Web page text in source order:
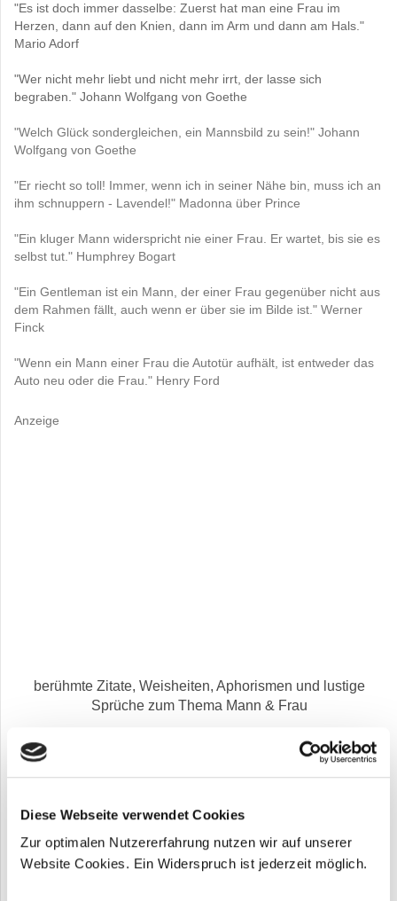
Diese Webseite verwendet Cookies
Zur optimalen Nutzererfahrung nutzen wir auf unserer
Website Cookies. Ein Widerspruch ist jederzeit möglich.
"Es ist doch immer dasselbe: Zuerst hat man eine Frau im
Herzen, dann auf den Knien, dann im Arm und dann am Hals."
Mario Adorf
"Wer nicht mehr liebt und nicht mehr irrt, der lasse sich
begraben." Johann Wolfgang von Goethe
"Welch Glück sondergleichen, ein Mannsbild zu sein!" Johann
Wolfgang von Goethe
"Er riecht so toll! Immer, wenn ich in seiner Nähe bin, muss ich an
ihm schnuppern - Lavendel!" Madonna über Prince
"Ein kluger Mann widerspricht nie einer Frau. Er wartet, bis sie es
selbst tut." Humphrey Bogart
"Ein Gentleman ist ein Mann, der einer Frau gegenüber nicht aus
dem Rahmen fällt, auch wenn er über sie im Bilde ist." Werner
Finck
"Wenn ein Mann einer Frau die Autotür aufhält, ist entweder das
Auto neu oder die Frau." Henry Ford
Anzeige
berühmte Zitate, Weisheiten, Aphorismen und lustige
Sprüche zum Thema Mann & Frau
"Du gehst zu Frauen? Vergiss die Peitsche nicht!" Friedrich
Nietzsche
den letzten Gipfel seines Geistes hinauf." Friedrich Nietzsche
"Damen? Frauen! Dame ist doch längst ein Schimpfwort.
Damenhaft ist ein Ausdruck von verkrampfter, unnatürlicher